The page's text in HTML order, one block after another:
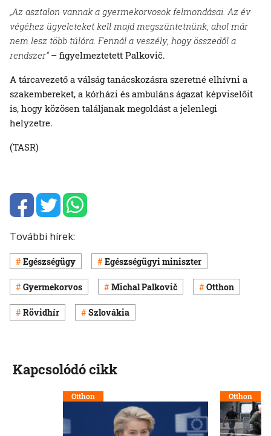
„Az asztalon vannak a gyermekorvosok felmondásai. Az év
végéhez ügyeleteket kell majd megszüntetnünk, ahol már
nem lesz több túlóra. Fennál a veszély, hogy összedől a
rendszer“– figyelmeztetett Palkovič.
A tárcavezető a válság tanácskozásra szeretné elhívni a
szakembereket, a kórházi és ambuláns ágazat képviselőit
is, hogy közösen találjanak megoldást a jelenlegi
helyzetre.
(TASR)
További hírek:
Egészségügy Egészségügyi miniszter
Gyermekorvos Michal Palkovič Otthon
Rövidhír Szlovákia
Kapcsolódó cikk
Otthon Otthon